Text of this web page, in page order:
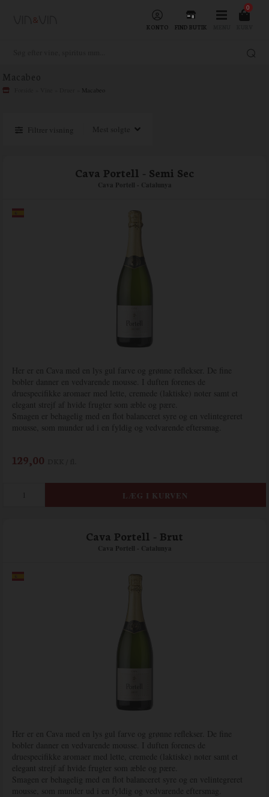
KONTO FIND BUTIK
0
Macabeo
Macabeo
Filtrer visning
Cava Portell - Semi Sec
Cava Portell - Catalunya
Her er en Cava med en lys gul farve og grønne reflekser. De fine
bobler danner en vedvarende mousse. I duften forenes de
druespecifikke aromaer med lette, cremede (laktiske) noter samt et
elegant strejf af hvide frugter som æble og pære.
Smagen er behagelig med en flot balanceret syre og en velintegreret
mousse, som munder ud i en fyldig og vedvarende eftersmag.
129,00
Cava Portell - Brut
Cava Portell - Catalunya
Her er en Cava med en lys gul farve og grønne reflekser. De fine
bobler danner en vedvarende mousse. I duften forenes de
druespecifikke aromaer med lette, cremede (laktiske) noter samt et
elegant strejf af hvide frugter som æble og pære.
Smagen er behagelig med en flot balanceret syre og en velintegreret
mousse, som munder ud i en fyldig og vedvarende eftersmag.